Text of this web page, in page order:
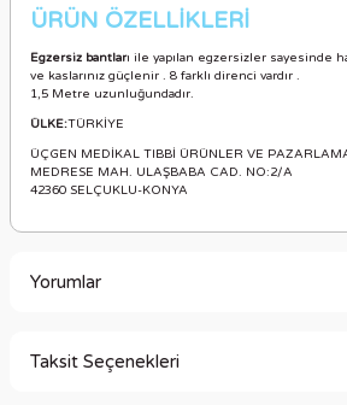
ÜRÜN ÖZELLİKLERİ
Egzersiz bantları ile yapılan egzersizler sayesinde
ve kaslarınız güçlenir . 8 farklı direnci vardır .
1,5 Metre uzunluğundadır.
ÜLKE:TÜRKİYE
ÜÇGEN MEDİKAL TIBBİ ÜRÜNLER VE
MEDRESE MAH. ULAŞBABA CAD. NO:2/A
42360 SELÇUKLU-KONYA
Yorumlar
Taksit Seçenekleri